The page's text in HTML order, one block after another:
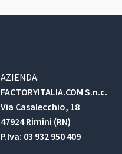
AZIENDA:
FACTORYITALIA.COM S.n.c.
Via Casalecchio, 18
47924 Rimini (RN)
P.Iva: 03 932 950 409